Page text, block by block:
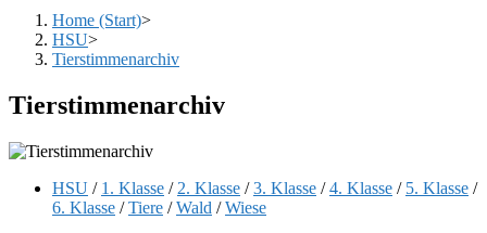
Home (Start)>
HSU>
Tierstimmenarchiv
Tierstimmenarchiv
Beitrags-
Kategorie:
HSU / 1. Klasse / 2. Klasse / 3. Klasse / 4. Klasse / 5. Klasse /
6. Klasse / Tiere / Wald / Wiese